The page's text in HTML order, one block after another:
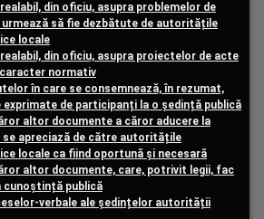
din oficiu, asupra problemelor de
urmează să fie dezbătute de autoritățile
locale
din oficiu, asupra proiectelor de acte
normativ
în care se consemnează, în rezumat,
exprimate de participanți la o ședință publică
altor documente a căror aducere la
apreciază de către autoritățile
locale ca fiind oportună și necesară
altor documente, care, potrivit legii, fac
cunoștință publică
verbale ale ședințelor autorității